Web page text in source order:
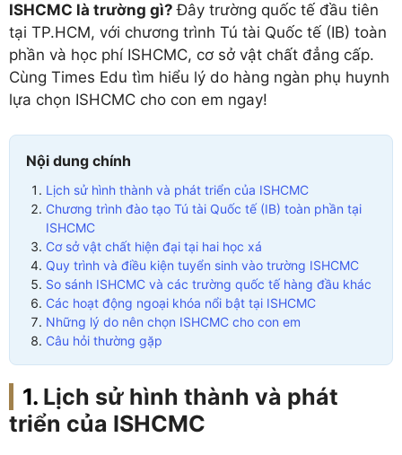
ISHCMC là trường gì?Đây trường quốc tế đầu tiên
tại TP.HCM, với chương trình Tú tài Quốc tế (IB) toàn
phần và học phí ISHCMC, cơ sở vật chất đẳng cấp.
Cùng Times Edu tìm hiểu lý do hàng ngàn phụ huynh
lựa chọn ISHCMC cho con em ngay!
Nội dung chính
Lịch sử hình thành và phát triển của ISHCMC
Chương trình đào tạo Tú tài Quốc tế (IB) toàn phần tại
ISHCMC
Cơ sở vật chất hiện đại tại hai học xá
Quy trình và điều kiện tuyển sinh vào trường ISHCMC
So sánh ISHCMC và các trường quốc tế hàng đầu khác
Các hoạt động ngoại khóa nổi bật tại ISHCMC
Những lý do nên chọn ISHCMC cho con em
Câu hỏi thường gặp
Lịch sử hình thành và phát
triển của ISHCMC